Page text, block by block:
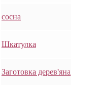
сосна
Шкатулка
Заготовка дерев'яна